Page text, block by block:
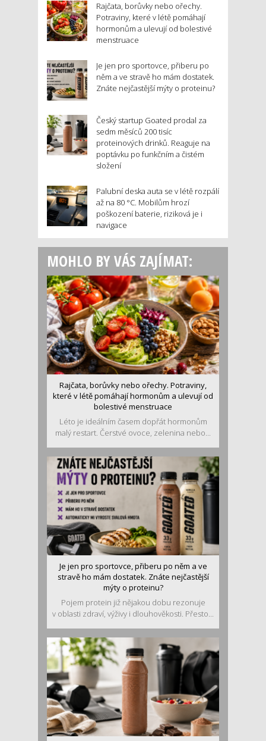
Rajčata, borůvky nebo ořechy.
Potraviny, které v létě pomáhají
hormonům a ulevují od bolestivé
menstruace
Je jen pro sportovce, přiberu po
něm a ve stravě ho mám dostatek.
Znáte nejčastější mýty o proteinu?
Český startup Goated prodal za
sedm měsíců 200 tisíc
proteinových drinků. Reaguje na
poptávku po funkčním a čistém
složení
Palubní deska auta se v létě rozpálí
až na 80 °C. Mobilům hrozí
poškození baterie, riziková je i
navigace
MOHLO BY VÁS ZAJÍMAT:
Rajčata, borůvky nebo ořechy. Potraviny,
které v létě pomáhají hormonům a ulevují od
bolestivé menstruace
Léto je ideálním časem dopřát hormonům
malý restart. Čerstvé ovoce, zelenina nebo...
Je jen pro sportovce, přiberu po něm a ve
stravě ho mám dostatek. Znáte nejčastější
mýty o proteinu?
Pojem protein již nějakou dobu rezonuje
v oblasti zdraví, výživy i dlouhověkosti. Přesto...